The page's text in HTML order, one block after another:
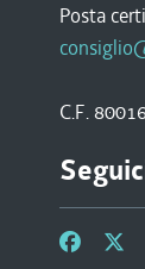
Posta
C.F.